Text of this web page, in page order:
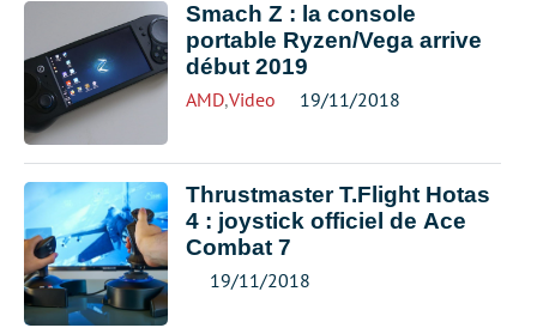
Smach Z : la console
portable Ryzen/Vega arrive
début 2019
AMD,Video 19/11/2018
Thrustmaster T.Flight Hotas
4 : joystick officiel de Ace
Combat 7
19/11/2018